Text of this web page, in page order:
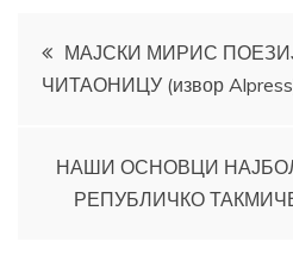
Кретање
чланка
МАЈСКИ МИРИС
ЧИТАОНИЦУ (извор
НАШИ ОСНОВЦИ
РЕПУБЛИЧКО